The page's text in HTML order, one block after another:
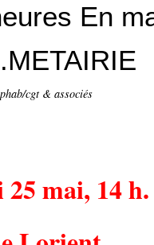
En
cgt & associés
mai, 14 h.